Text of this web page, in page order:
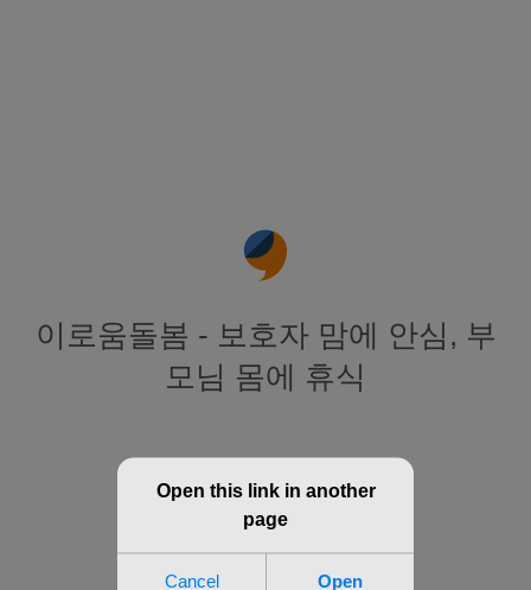
이로움돌봄 - 보호자 맘에 안심, 부
모님 몸에 휴식